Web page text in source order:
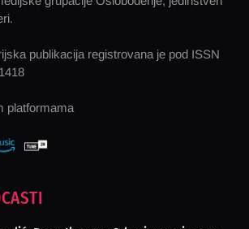
publikacija registrovana je pod ISSN
platformama